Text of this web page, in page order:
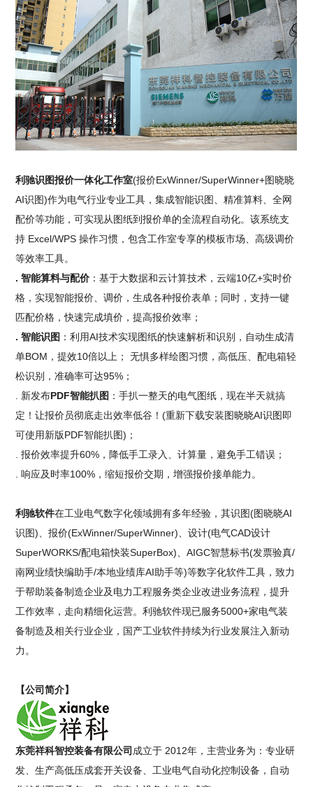
利驰识图报价一体化工作室(报价ExWinner/SuperWinner+图晓晓
AI识图)作为电气行业专业工具，集成智能识图、精准算料、全网
配价等功能，可实现从图纸到报价单的全流程自动化。该系统支
持 Excel/WPS 操作习惯，包含工作室专享的模板市场、高级调价
等效率工具。
. 智能算料与配价 ：基于大数据和云计算技术，云端10亿+实时价
格，实现智能报价、调价，生成各种报价表单；同时，支持一键
匹配价格，快速完成填价，提高报价效率；
. 智能识图 ：利用AI技术实现图纸的快速解析和识别，自动生成清
单BOM，提效10倍以上； 无惧多样绘图习惯，高低压、配电箱轻
松识别，准确率可达95%；
. 新发布PDF智能扒图 ：手扒一整天的电气图纸，现在半天就搞
定！让报价员彻底走出效率低谷！(重新下载安装图晓晓AI识图即
可使用新版PDF智能扒图)；
. 报价效率提升60%，降低手工录入、计算量，避免手工错误；
. 响应及时率100%，缩短报价交期，增强报价接单能力。
利驰软件在工业电气数字化领域拥有多年经验，其识图(图晓晓AI
识图)、报价(ExWinner/SuperWinner)、设计(电气CAD设计
SuperWORKS/配电箱快装SuperBox)、AIGC智慧标书(发票验真/
南网业绩快编助手/本地业绩库AI助手等)等数字化软件工具，致力
于帮助装备制造企业及电力工程服务类企业改进业务流程，提升
工作效率，走向精细化运营。利驰软件现已服务5000+家电气装
备制造及相关行业企业，国产工业软件持续为行业发展注入新动
力。
【公司简介】
东莞祥科智控装备有限公司 成立于 2012年，主营业务为：专业研
发、生产高低压成套开关设备、工业电气自动化控制设备，自动